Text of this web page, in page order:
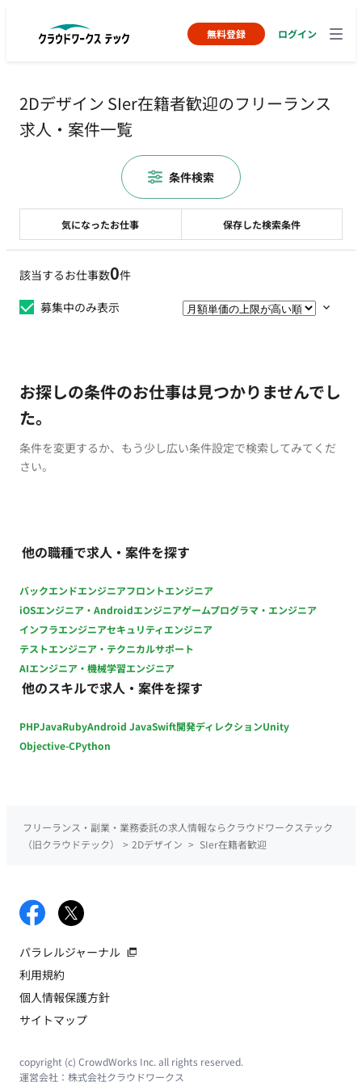
無料登録 ログイン
2Dデザイン SIer在籍者歓迎のフリーランス
求人・案件一覧
該当するお仕事数0件
募集中のみ表示
お探しの条件のお仕事は見つかりませんでし
た。
条件を変更するか、もう少し広い条件設定で検索してみてくだ
さい。
他の職種で求人・案件を探す
バックエンドエンジニアフロントエンジニア
iOSエンジニア・Androidエンジニアゲームプログラマ・エンジニア
インフラエンジニアセキュリティエンジニア
テストエンジニア・テクニカルサポート
AIエンジニア・機械学習エンジニア
他のスキルで求人・案件を探す
PHPJavaRubyAndroid JavaSwift開発ディレクションUnity
Objective-CPython
気になったお仕事 保存した検索条件
条件検索
フリーランス・副業・業務委託の求人情報ならクラウドワークステック
（旧クラウドテック）
> 2Dデザイン > SIer在籍者歓迎
パラレルジャーナル
利用規約
個人情報保護方針
サイトマップ
copyright (c) CrowdWorks Inc. all rights reserved.
運営会社： 株式会社クラウドワークス